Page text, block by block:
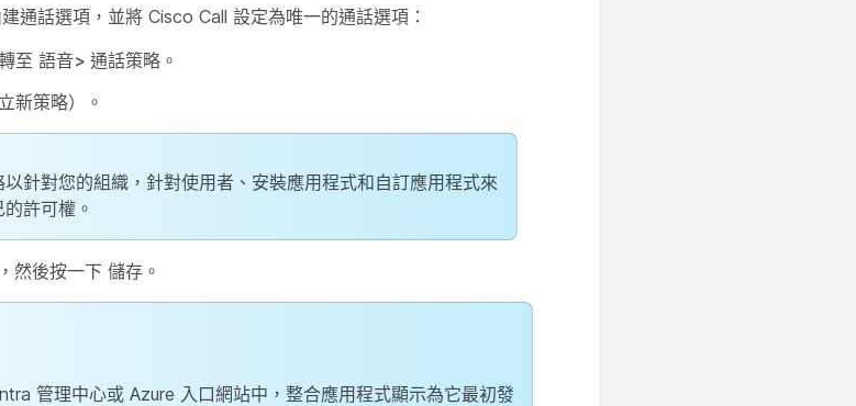
通話選項，並將 Cisco Call 設定為唯一的通話選項：
至 語音> 通話策略。
新策略）。
以針對您的組織，針對使用者、安裝應用程式和自訂應用程式來
許可權。
， 然後按一下 儲存 。
管理中心或 Azure 入口網站中，整合應用程式顯示為它最初發